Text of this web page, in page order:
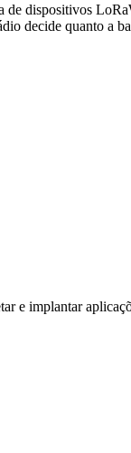
dispositivos
decide quanto a
e implantar